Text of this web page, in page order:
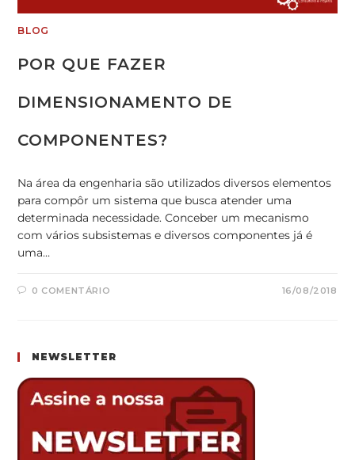
BLOG
POR QUE FAZER
DIMENSIONAMENTO DE
COMPONENTES?
Na área da engenharia são utilizados diversos elementos
para compôr um sistema que busca atender uma
determinada necessidade. Conceber um mecanismo
com vários subsistemas e diversos componentes já é
uma…
0 COMENTÁRIO 16/08/2018
NEWSLETTER